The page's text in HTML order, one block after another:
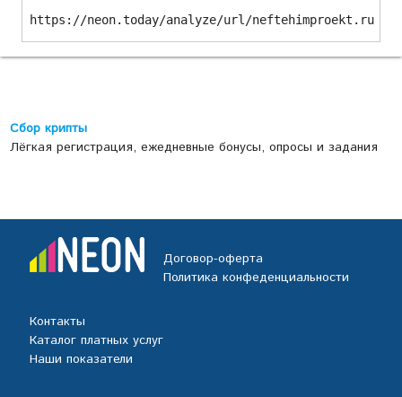
https://neon.today/analyze/url/neftehimproekt.ru
Сбор крипты
Лёгкая регистрация, ежедневные бонусы, опросы и задания
Договор-оферта
Политика конфеденциальности
Контакты
Каталог платных услуг
Наши показатели